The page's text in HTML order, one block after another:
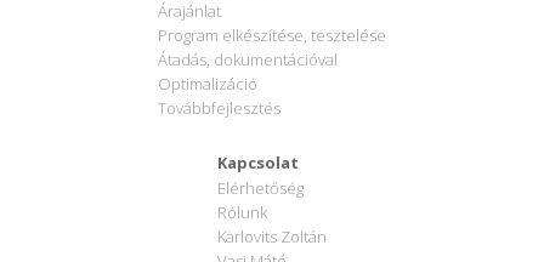
Árajánlat
Program elkészítése, tesztelése
Átadás, dokumentációval
Optimalizáció
Továbbfejlesztés
Kapcsolat
Elérhetőség
Rólunk
Karlovits Zoltán